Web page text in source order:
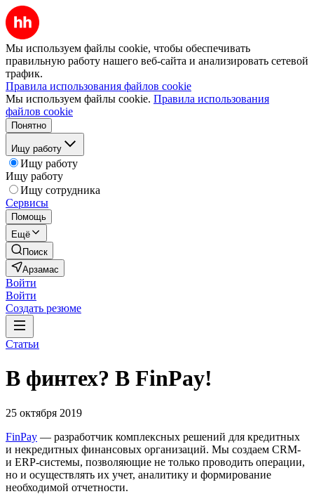
Мы используем файлы cookie, чтобы обеспечивать
правильную работу нашего веб-сайта и анализировать сетевой
трафик.
Правила использования файлов cookie
Мы используем файлы cookie. Правила использования
файлов cookie
Понятно
Ищу работу
Ищу работу
Ищу работу
Ищу сотрудника
Сервисы
Помощь
Ещё
Поиск
Арзамас
Войти
Войти
Создать резюме
Статьи
В финтех? В FinPay!
25 октября 2019
FinPay — разработчик комплексных решений для кредитных
и некредитных финансовых организаций. Мы создаем CRM-
и ERP-системы, позволяющие не только проводить операции,
но и осуществлять их учет, аналитику и формирование
необходимой отчетности.